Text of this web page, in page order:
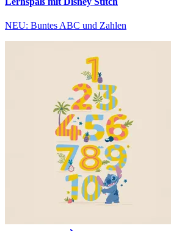
NEU: Buntes ABC und Zahlen